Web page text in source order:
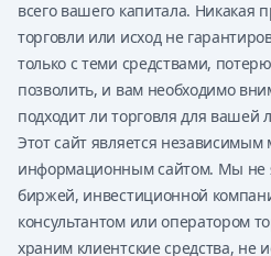
всего вашего капитала. Никакая
торговли или исход не
только с теми средствами,
позволить, и вам необходимо
подходит ли торговля для вашей
Этот сайт является
информационным сайтом. Мы не
биржей, инвестиционной
консультантом или оператором
храним клиентские средства, не